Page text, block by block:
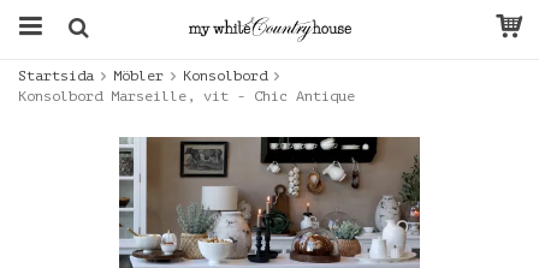
Startsida Möbler
Konsolbord
Konsolbord Marseille, vit - Chic Antique